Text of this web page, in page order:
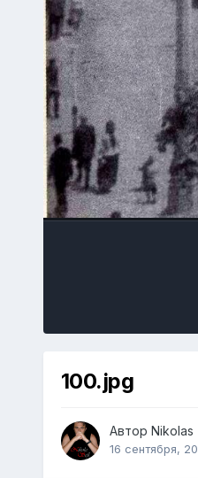
100.jpg
Автор Nikolas
16 сентября,